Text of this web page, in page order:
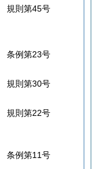
規則第45号
条例第23号
規則第30号
規則第22号
条例第11号